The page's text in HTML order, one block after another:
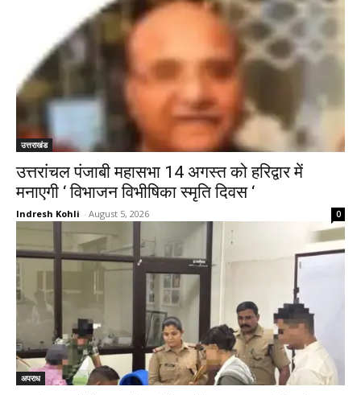
उत्तराखंड
उत्तरांचल पंजाबी महासभा 14 अगस्त को हरिद्वार में
मनाएगी ‘ विभाजन विभीषिका स्मृति दिवस ‘
Indresh Kohli - August 5, 2026 0
अपराध